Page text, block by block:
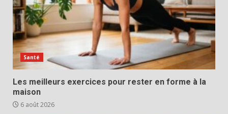
Santé
Les meilleurs exercices pour rester en forme à la
maison
6 août 2026